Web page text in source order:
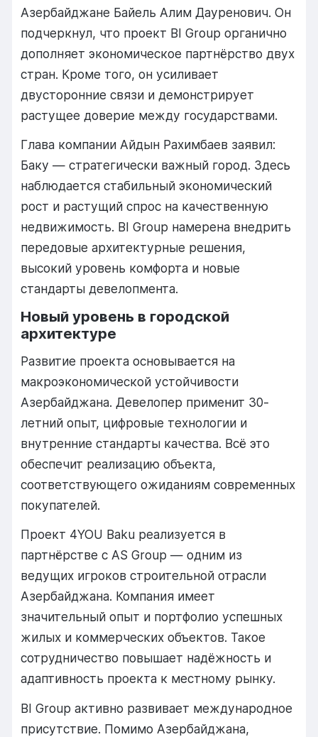
Азербайджане Байель Алим Дауренович. Он
подчеркнул, что проект BI Group органично
дополняет экономическое партнёрство двух
стран. Кроме того, он усиливает
двусторонние связи и демонстрирует
растущее доверие между государствами.
Глава компании Айдын Рахимбаев заявил:
Баку — стратегически важный город. Здесь
наблюдается стабильный экономический
рост и растущий спрос на качественную
недвижимость. BI Group намерена внедрить
передовые архитектурные решения,
высокий уровень комфорта и новые
стандарты девелопмента.
Новый уровень в городской
архитектуре
Развитие проекта основывается на
макроэкономической устойчивости
Азербайджана. Девелопер применит 30-
летний опыт, цифровые технологии и
внутренние стандарты качества. Всё это
обеспечит реализацию объекта,
соответствующего ожиданиям современных
покупателей.
Проект 4YOU Baku реализуется в
партнёрстве с AS Group — одним из
ведущих игроков строительной отрасли
Азербайджана. Компания имеет
значительный опыт и портфолио успешных
жилых и коммерческих объектов. Такое
сотрудничество повышает надёжность и
адаптивность проекта к местному рынку.
BI Group активно развивает международное
присутствие. Помимо Азербайджана,